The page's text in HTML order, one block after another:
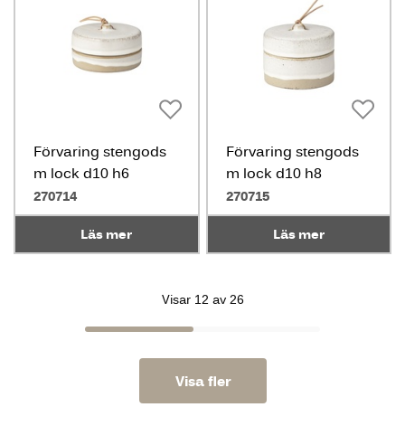
Förvaring stengods
m lock d10 h6
270714
Läs mer
Förvaring stengods
m lock d10 h8
270715
Läs mer
Visar 12 av 26
Visa fler